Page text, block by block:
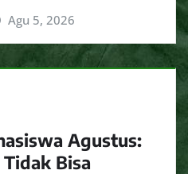
Agu 5, 2026
Agustus:
Bisa